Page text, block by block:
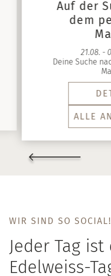
Auf der
dem
21.08. -
Deine Suche
ALLE
WIR SIND SO SOCIAL!
Jeder Tag ist
Edelweiss-